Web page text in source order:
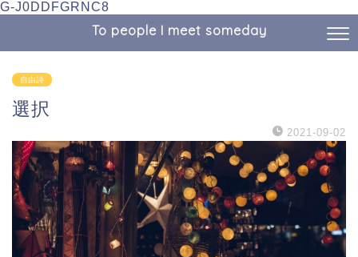
G-J0DDFGRNC8
To people I meet someday
自由詩
選択
2021-09-02